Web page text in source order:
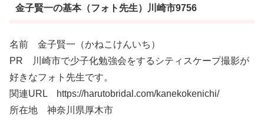
金子賢一の基本（フォト先生）川崎市9756
名前 金子賢一（かねこけんいち）
PR 川崎市で少子化勉強会をするシティスケープ撮影が
好きなフォト先生です。
関連URL https://harutobridal.com/kanekokenichi/
所在地 神奈川県厚木市